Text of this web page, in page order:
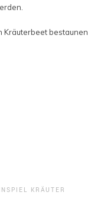
Kräuterbeet bestaunen
KRÄUTER